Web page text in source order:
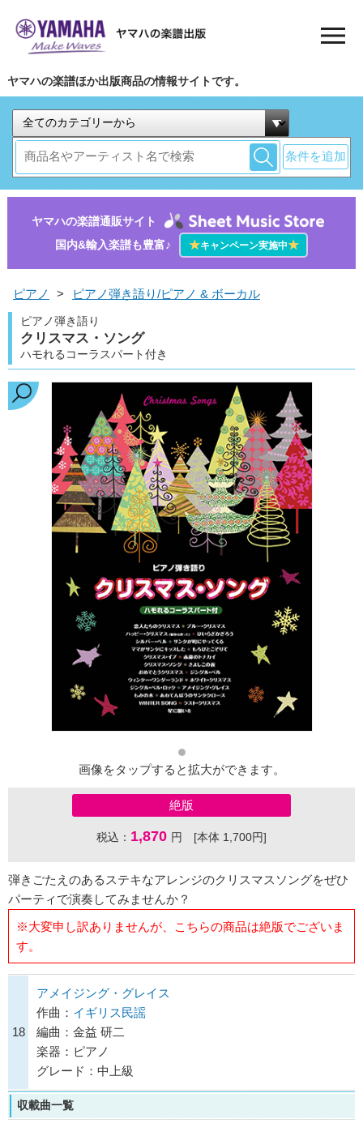
ヤマハの楽譜ほか出版商品の情報サイトです。
条件を追加
ヤマハの楽譜通販サイト
国内&輸入楽譜も豊富♪
★キャンペーン実施中★
ピアノ > ピアノ弾き語り/ピアノ & ボーカル
ピアノ弾き語り
クリスマス・ソング
ハモれるコーラスパート付き
画像をタップすると拡大ができます。
絶版
税込： 1,870 円 [本体 1,700円]
弾きごたえのあるステキなアレンジのクリスマスソングをぜひ
パーティで演奏してみませんか？
※大変申し訳ありませんが、こちらの商品は絶版でございま
す。
18
アメイジング・グレイス
作曲： イギリス民謡
編曲：金益 研二
楽器：ピアノ
グレード：中上級
収載曲一覧